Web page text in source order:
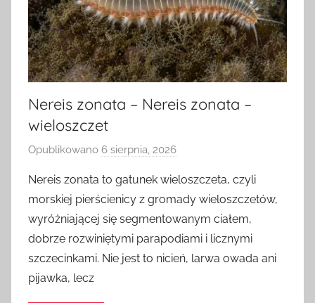
Nereis zonata – Nereis zonata –
wieloszczet
Opublikowano 6 sierpnia, 2026
z
e
z
a
d
Nereis zonata to gatunek wieloszczeta, czyli
morskiej pierścienicy z gromady wieloszczetów,
wyróżniającej się segmentowanym ciałem,
dobrze rozwiniętymi parapodiami i licznymi
szczecinkami. Nie jest to nicień, larwa owada ani
pijawka, lecz